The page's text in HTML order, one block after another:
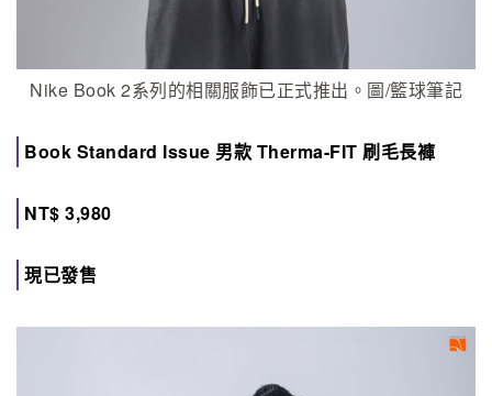
Nike Book 2系列的相關服飾已正式推出。圖/籃球筆記
Book Standard Issue 男款 Therma-FIT 刷毛長褲
NT$ 3,980
現已發售